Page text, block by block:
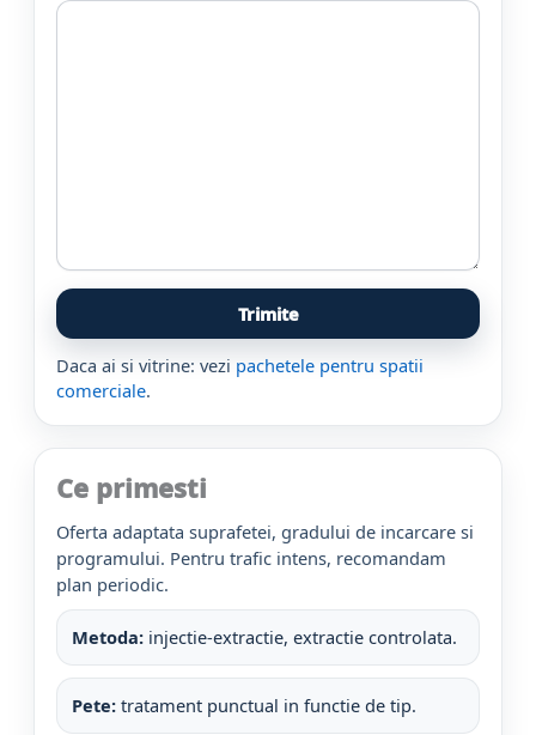
Daca ai si vitrine: vezi pachetele pentru spatii
comerciale.
Ce primesti
Oferta adaptata suprafetei, gradului de incarcare si
programului. Pentru trafic intens, recomandam
plan periodic.
Metoda: injectie-extractie, extractie controlata.
Pete: tratament punctual in functie de tip.